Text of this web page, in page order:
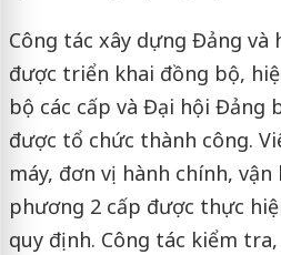
Công tác xây dựng Đảng
được triển khai đồng bộ,
bộ các cấp và Đại hội Đảng
được tổ chức thành công.
máy, đơn vị hành chính,
phương 2 cấp được thực
quy định. Công tác kiểm